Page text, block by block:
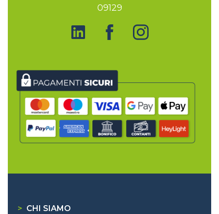
09129
> CHI SIAMO